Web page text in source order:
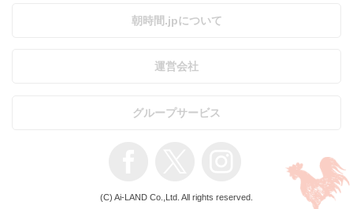
朝時間.jpについて
運営会社
グループサービス
(C) Ai-LAND Co.,Ltd. All rights reserved.